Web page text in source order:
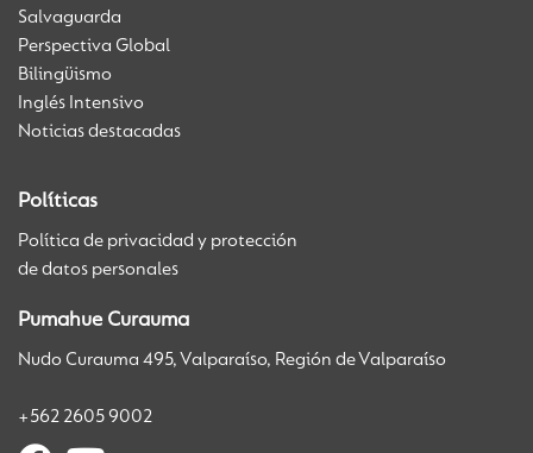
Salvaguarda
Perspectiva Global
Bilingüismo
Inglés Intensivo
Noticias destacadas
Políticas
Política de privacidad y protección
de datos personales
Pumahue Curauma
Nudo Curauma 495, Valparaíso, Región de Valparaíso
+562 2605 9002